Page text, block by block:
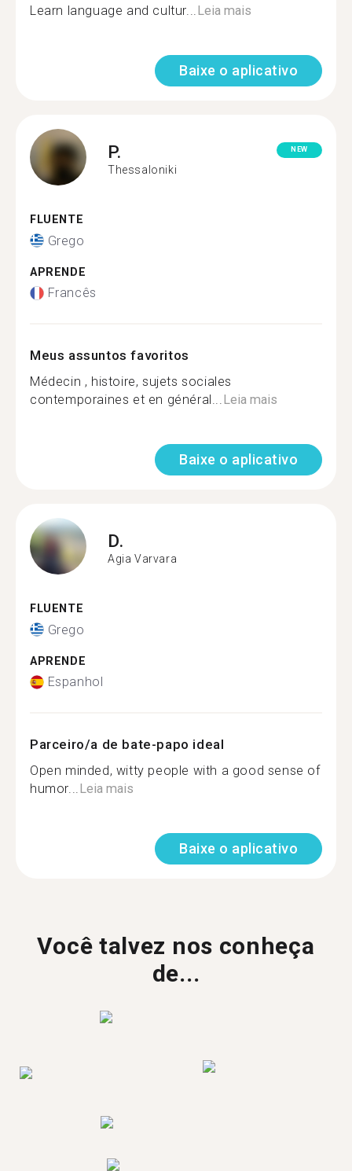
Learn language and cultur...Leia mais
Baixe o aplicativo
P.
Thessaloniki
NEW
FLUENTE
Grego
APRENDE
Francês
Meus assuntos favoritos
Médecin , histoire, sujets sociales
contemporaines et en général...Leia mais
Baixe o aplicativo
D.
Agia Varvara
FLUENTE
Grego
APRENDE
Espanhol
Parceiro/a de bate-papo ideal
Open minded, witty people with a good sense of
humor...Leia mais
Baixe o aplicativo
Você talvez nos conheça
de...